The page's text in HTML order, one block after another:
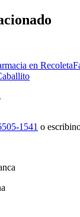
en Recoleta
1541 o